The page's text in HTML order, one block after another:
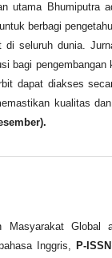
utama Bhumiputra
berbagi
seluruh dunia.
bagi
dapat diakses
kualitas
Masyarakat Global
Inggris,
P-